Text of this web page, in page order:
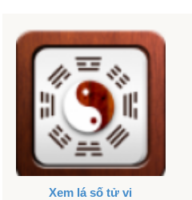
Xem lá số tử vi